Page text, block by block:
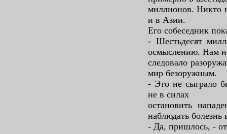
миллионов. Никто
и в Азии.
Его собеседник
- Шестьдесят
осмыслению. Нам
следовало
мир безоружным.
- Это не сыграло
не в силах
остановить
наблюдать болезнь
- Да, пришлось, -